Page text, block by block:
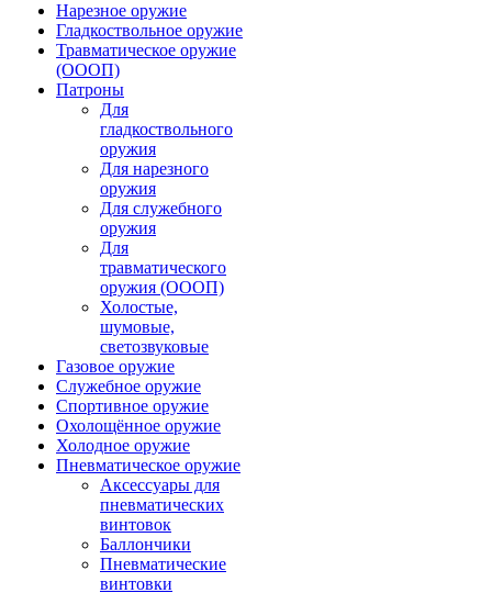
Нарезное оружие
Гладкоствольное оружие
Травматическое оружие
(ОООП)
Патроны
Для
гладкоствольного
оружия
Для нарезного
оружия
Для служебного
оружия
Для
травматического
оружия (ОООП)
Холостые,
шумовые,
светозвуковые
Газовое оружие
Служебное оружие
Спортивное оружие
Охолощённое оружие
Холодное оружие
Пневматическое оружие
Аксессуары для
пневматических
винтовок
Баллончики
Пневматические
винтовки